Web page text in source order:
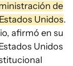
de
Unidos.
afirmó en su
Unidos